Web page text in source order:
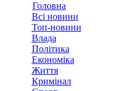
Головна
Всі новини
Топ-новини
Влада
Політика
Економіка
Життя
Кримінал